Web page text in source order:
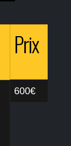
Prix
600€